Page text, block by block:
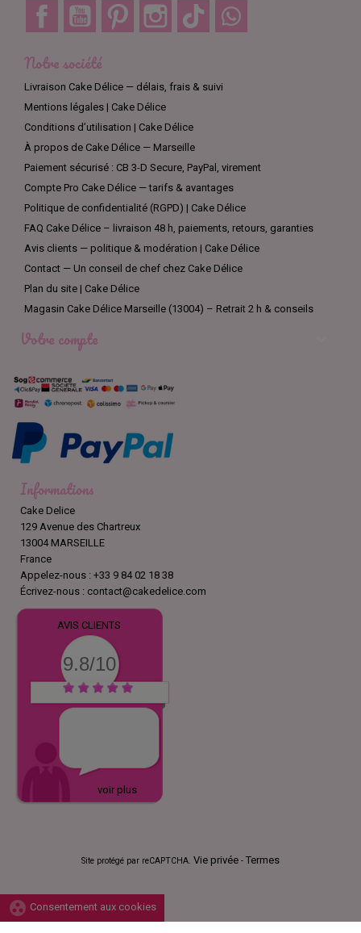
Facebook YouTube Pinterest Instagram TikTok
Notre société
Livraison Cake Délice — délais, frais & suivi
Mentions légales | Cake Délice
Conditions d’utilisation | Cake Délice
À propos de Cake Délice — Marseille
Paiement sécurisé : CB 3-D Secure, PayPal, virement
Compte Pro Cake Délice — tarifs & avantages
Politique de confidentialité (RGPD) | Cake Délice
FAQ Cake Délice – livraison 48 h, paiements, retours, garanties
Avis clients — politique & modération | Cake Délice
Contact — Un conseil de chef chez Cake Délice
Plan du site | Cake Délice
Magasin Cake Délice Marseille (13004) – Retrait 2 h & conseils
Votre compte
Informations
Cake Delice
129 Avenue des Chartreux
13004 MARSEILLE
France
Appelez-nous : +33 9 84 02 18 38
Écrivez-nous : contact@cakedelice.com
AVIS CLIENTS
9.8/10
voir plus
Site protégé par reCAPTCHA. Vie privée - Termes
group_work Consentement aux cookies